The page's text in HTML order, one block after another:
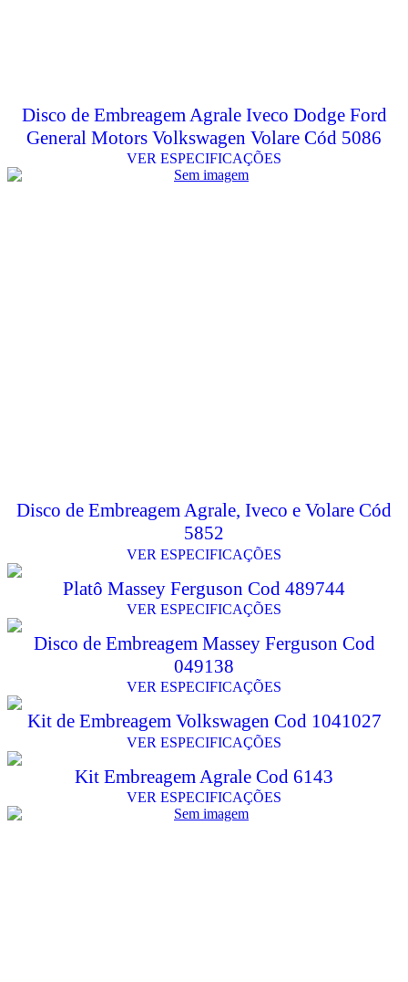
Disco de Embreagem Agrale Iveco Dodge Ford
General Motors Volkswagen Volare Cód 5086
VER ESPECIFICAÇÕES
Disco de Embreagem Agrale, Iveco e Volare Cód
5852
VER ESPECIFICAÇÕES
Platô Massey Ferguson Cod 489744
VER ESPECIFICAÇÕES
Disco de Embreagem Massey Ferguson Cod
049138
VER ESPECIFICAÇÕES
Kit de Embreagem Volkswagen Cod 1041027
VER ESPECIFICAÇÕES
Kit Embreagem Agrale Cod 6143
VER ESPECIFICAÇÕES